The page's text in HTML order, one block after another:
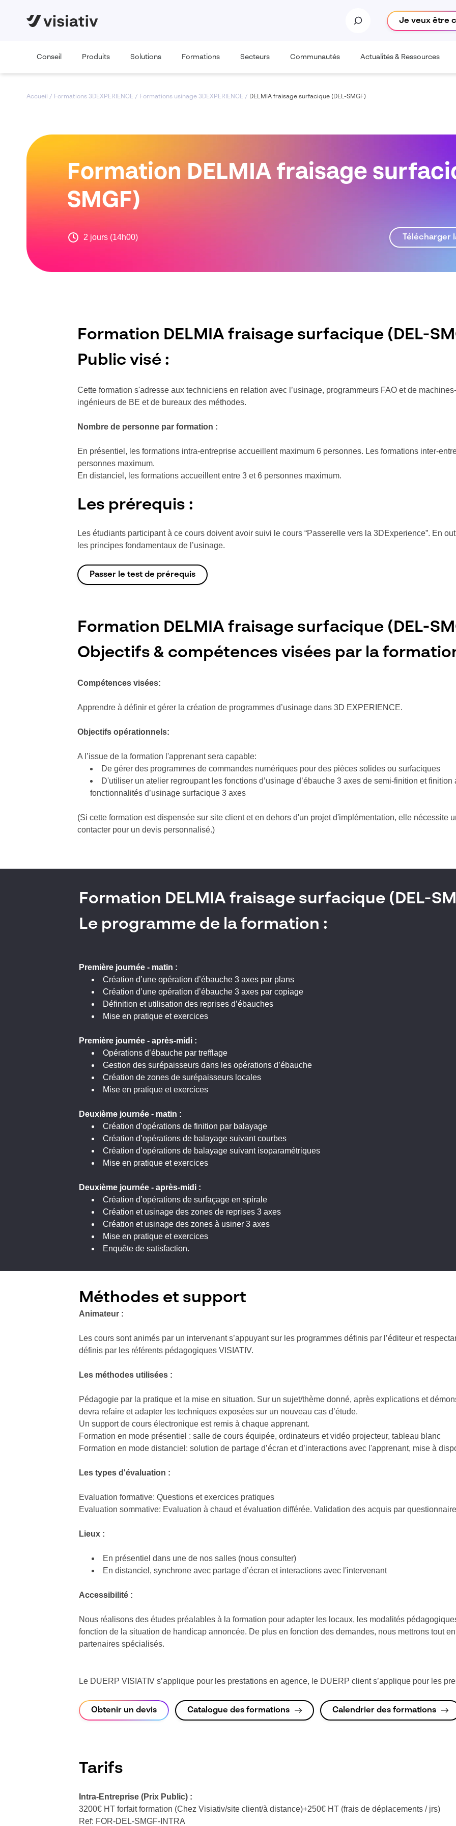
Je veux être
Conseil Produits Solutions Formations Secteurs Communautés Actualités & Ressources
Accueil / Formations 3DEXPERIENCE / Formations usinage 3DEXPERIENCE / DELMIA fraisage surfacique (DEL-SMGF)
Formation DELMIA fraisage
SMGF)
2 jours (14h00) Télécharger
Formation DELMIA fraisage surfacique (DEL-
Public visé :
Cette formation s'adresse aux techniciens en relation avec l’usinage, programmeurs FAO et de
ingénieurs de BE et de bureaux des méthodes.
Nombre de personne par formation :
En présentiel, les formations intra-entreprise accueillent maximum 6 personnes. Les formations inter-
personnes maximum.
En distanciel, les formations accueillent entre 3 et 6 personnes maximum.
Les prérequis :
Les étudiants participant à ce cours doivent avoir suivi le cours “Passerelle vers la 3DExperience”. En
les principes fondamentaux de l’usinage.
Passer le test de prérequis
Formation DELMIA fraisage surfacique (DEL-
Objectifs & compétences visées par la
Compétences visées:
Apprendre à définir et gérer la création de programmes d’usinage dans 3D EXPERIENCE.
Objectifs opérationnels:
A l’issue de la formation l'apprenant sera capable:
De gérer des programmes de commandes numériques pour des pièces solides ou surfaciques
D'utiliser un atelier regroupant les fonctions d’usinage d’ébauche 3 axes de semi-finition et
fonctionnalités d’usinage surfacique 3 axes
(Si cette formation est dispensée sur site client et en dehors d'un projet d'implémentation, elle nécessite
contacter pour un devis personnalisé.)
Formation DELMIA fraisage surfacique (DEL-
Le programme de la formation :
Première journée - matin :
Création d’une opération d’ébauche 3 axes par plans
Création d’une opération d’ébauche 3 axes par copiage
Définition et utilisation des reprises d’ébauches
Mise en pratique et exercices
Première journée - après-midi :
Opérations d’ébauche par trefflage
Gestion des surépaisseurs dans les opérations d’ébauche
Création de zones de surépaisseurs locales
Mise en pratique et exercices
Deuxième journée - matin :
Création d’opérations de finition par balayage
Création d’opérations de balayage suivant courbes
Création d’opérations de balayage suivant isoparamétriques
Mise en pratique et exercices
Deuxième journée - après-midi :
Création d’opérations de surfaçage en spirale
Création et usinage des zones de reprises 3 axes
Création et usinage des zones à usiner 3 axes
Mise en pratique et exercices
Enquête de satisfaction.
Méthodes et support
Animateur :
Les cours sont animés par un intervenant s’appuyant sur les programmes définis par l’éditeur et
définis par les référents pédagogiques VISIATIV.
Les méthodes utilisées :
Pédagogie par la pratique et la mise en situation. Sur un sujet/thème donné, après explications et
devra refaire et adapter les techniques exposées sur un nouveau cas d’étude.
Un support de cours électronique est remis à chaque apprenant.
Formation en mode présentiel : salle de cours équipée, ordinateurs et vidéo projecteur, tableau blanc
Formation en mode distanciel: solution de partage d’écran et d’interactions avec l'apprenant, mise à
Les types d'évaluation :
Evaluation formative: Questions et exercices pratiques
Evaluation sommative: Evaluation à chaud et évaluation différée. Validation des acquis par
Lieux :
En présentiel dans une de nos salles (nous consulter)
En distanciel, synchrone avec partage d’écran et interactions avec l'intervenant
Accessibilité :
Nous réalisons des études préalables à la formation pour adapter les locaux, les modalités
fonction de la situation de handicap annoncée. De plus en fonction des demandes, nous mettrons tout
partenaires spécialisés.
Le DUERP VISIATIV s’applique pour les prestations en agence, le DUERP client s’applique pour les
Obtenir un devis Catalogue des formations Calendrier des formations
Tarifs
Intra-Entreprise(Prix Public) :
3200€ HT forfait formation (Chez Visiativ/site client/à distance)+250€ HT (frais de déplacements / jrs)
Ref: FOR-DEL-SMGF-INTRA